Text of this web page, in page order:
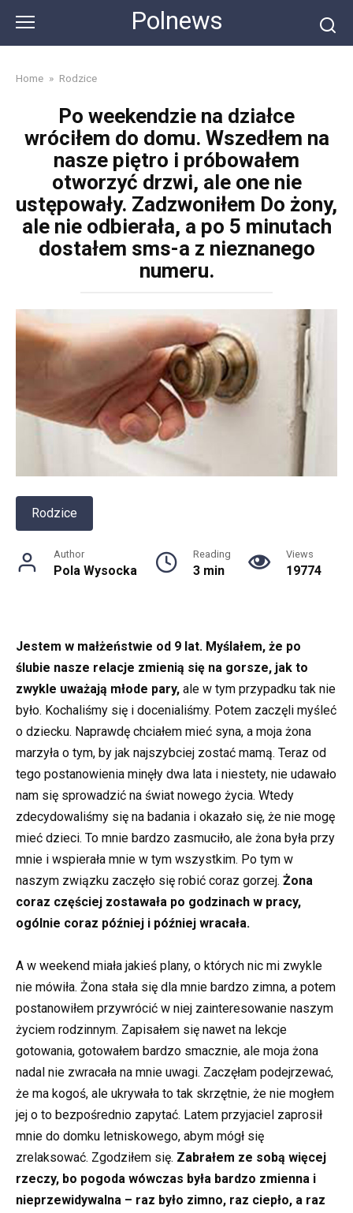
content
Polnews
Home » Rodzice
Po weekendzie na działce
wróciłem do domu. Wszedłem na
nasze piętro i próbowałem
otworzyć drzwi, ale one nie
ustępowały. Zadzwoniłem Do żony,
ale nie odbierała, a po 5 minutach
dostałem sms-a z nieznanego
numeru.
Rodzice
Author
Pola Wysocka
Reading
3 min
Views
19774
Jestem w małżeństwie od 9 lat. Myślałem, że po
ślubie nasze relacje zmienią się na gorsze, jak to
zwykle uważają młode pary, ale w tym przypadku tak nie
było. Kochaliśmy się i docenialiśmy. Potem zaczęli myśleć
o dziecku. Naprawdę chciałem mieć syna, a moja żona
marzyła o tym, by jak najszybciej zostać mamą. Teraz od
tego postanowienia minęły dwa lata i niestety, nie udawało
nam się sprowadzić na świat nowego życia. Wtedy
zdecydowaliśmy się na badania i okazało się, że nie mogę
mieć dzieci. To mnie bardzo zasmuciło, ale żona była przy
mnie i wspierała mnie w tym wszystkim. Po tym w
naszym związku zaczęło się robić coraz gorzej. Żona
coraz częściej zostawała po godzinach w pracy,
ogólnie coraz później i później wracała.
A w weekend miała jakieś plany, o których nic mi zwykle
nie mówiła. Żona stała się dla mnie bardzo zimna, a potem
postanowiłem przywrócić w niej zainteresowanie naszym
życiem rodzinnym. Zapisałem się nawet na lekcje
gotowania, gotowałem bardzo smacznie, ale moja żona
nadal nie zwracała na mnie uwagi. Zaczęłam podejrzewać,
że ma kogoś, ale ukrywała to tak skrzętnie, że nie mogłem
jej o to bezpośrednio zapytać. Latem przyjaciel zaprosił
mnie do domku letniskowego, abym mógł się
zrelaksować. Zgodziłem się. Zabrałem ze sobą więcej
rzeczy, bo pogoda wówczas była bardzo zmienna i
nieprzewidywalna – raz było zimno, raz ciepło, a raz